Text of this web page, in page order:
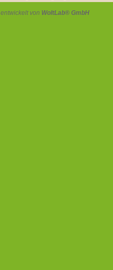
, entwickelt von WoltLab® GmbH